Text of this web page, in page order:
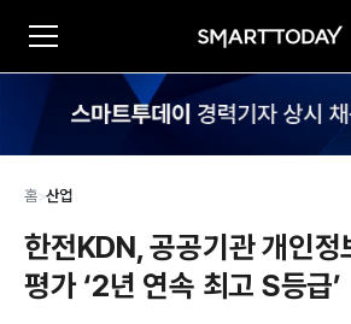
홈>산업
한전KDN, 공공기관 개인정
평가 ‘2년 연속 최고 S등급’